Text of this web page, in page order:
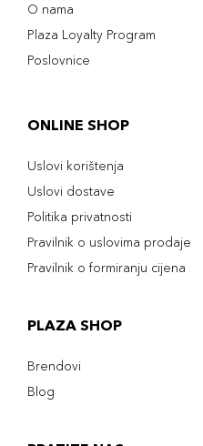
O nama
Plaza Loyalty Program
Poslovnice
ONLINE SHOP
Uslovi korištenja
Uslovi dostave
Politika privatnosti
Pravilnik o uslovima prodaje
Pravilnik o formiranju cijena
PLAZA SHOP
Brendovi
Blog